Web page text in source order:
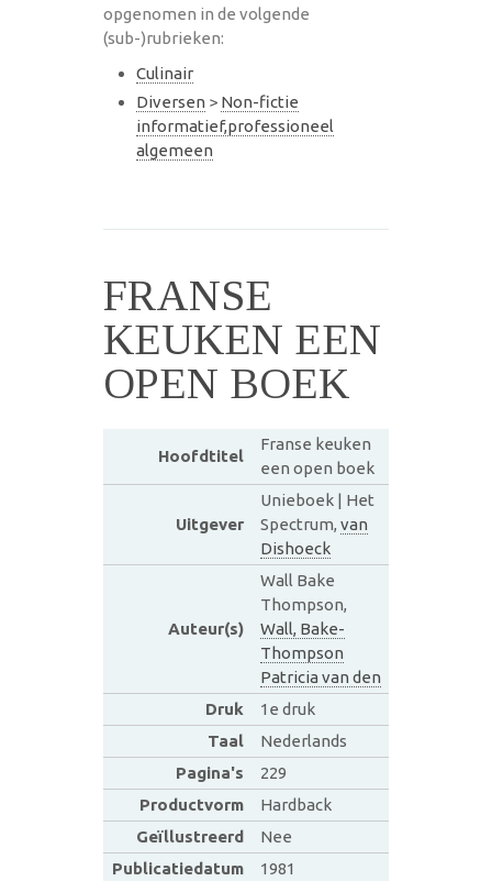
opgenomen in de volgende
(sub-)rubrieken:
Culinair
Diversen > Non-fictie
informatief,professioneel
algemeen
FRANSE
KEUKEN EEN
OPEN BOEK
Hoofdtitel
Franse keuken
een open boek
Uitgever
Unieboek | Het
Spectrum, van
Dishoeck
Auteur(s)
Wall Bake
Thompson,
Wall, Bake-
Thompson
Patricia van den
Druk
1e druk
Taal
Nederlands
Pagina's
229
Productvorm
Hardback
Geïllustreerd
Nee
Publicatiedatum
1981